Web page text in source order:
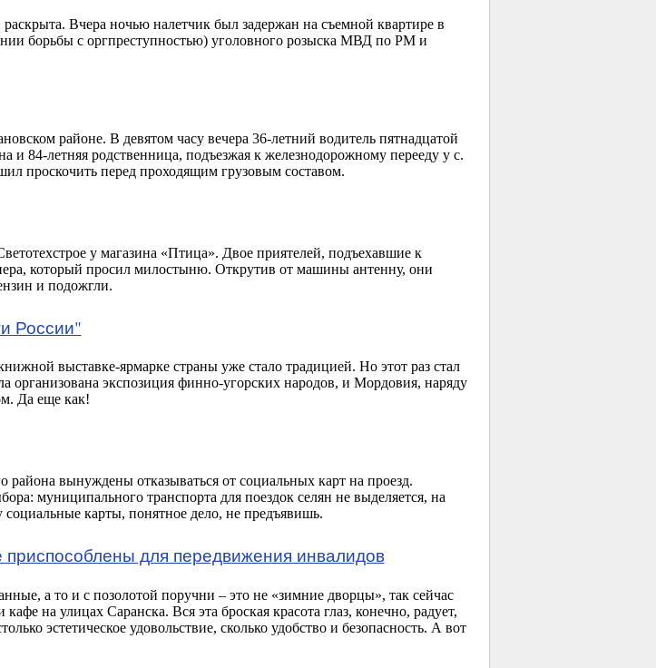
Вчера ночью налетчик был задержан на съемной квартире в
борьбы с оргпреступностью) уголовного розыска МВД по РМ и
районе. В девятом часу вечера 36-летний водитель пятнадцатой
и 84-летняя родственница, подъезжая к железнодорожному перееду у с.
проскочить перед проходящим грузовым составом.
у магазина «Птица». Двое приятелей, подъехавшие к
который просил милостыню. Открутив от машины антенну, они
и подожгли.
России"
выставке-ярмарке страны уже стало традицией. Но этот раз стал
экспозиция финно-угорских народов, и Мордовия, наряду
Да еще как!
вынуждены отказываться от социальных карт на проезд.
муниципального транспорта для поездок селян не выделяется, на
карты, понятное дело, не предъявишь.
для передвижения инвалидов
а то и с позолотой поручни – это не «зимние дворцы», так сейчас
на улицах Саранска. Вся эта броская красота глаз, конечно, радует,
эстетическое удовольствие, сколько удобство и безопасность. А вот